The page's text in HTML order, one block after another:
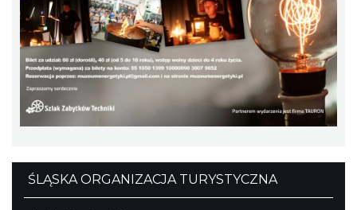
44. Rawa Blues Festival
Katowice
2026-10-03
17.85 km
ŚLĄSKA ORGANIZACJA TURYSTYCZNA